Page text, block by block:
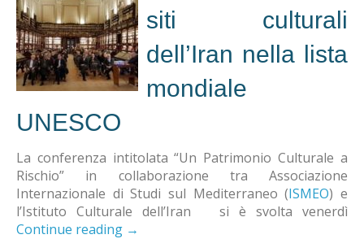
siti culturali
dell’Iran nella lista
mondiale
UNESCO
La conferenza intitolata “Un Patrimonio Culturale a
Rischio” in collaborazione tra Associazione
Internazionale di Studi sul Mediterraneo (ISMEO) e
l’Istituto Culturale dell’Iran si è svolta venerdì
Continue reading →